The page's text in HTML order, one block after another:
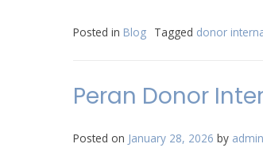
Posted in Blog Tagged donor
Peran Donor
Posted on January 28, 2026 by